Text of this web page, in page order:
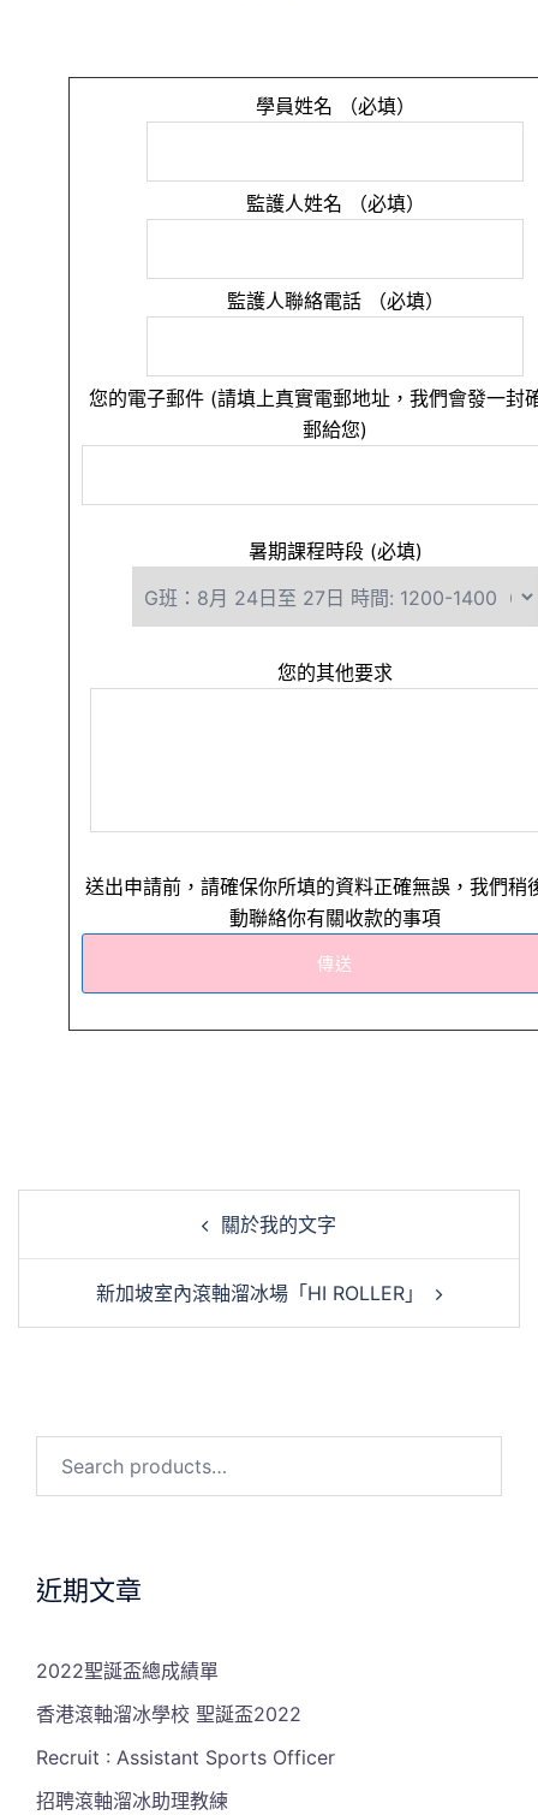
學員姓名 （必填）
監護人姓名 （必填）
監護人聯絡電話 （必填）
您的電子郵件 (請填上真實電郵地址，我們會發一封
郵給您)
暑期課程時段 (必填)
您的其他要求
送出申請前，請確保你所填的資料正確無誤，我們稍
動聯絡你有關收款的事項
關於我的文字
新加坡室內滾軸溜冰場「HI ROLLER」
近期文章
2022聖誕盃總成績單
香港滾軸溜冰學校 聖誕盃2022
Recruit : Assistant Sports Officer
招聘滾軸溜冰助理教練